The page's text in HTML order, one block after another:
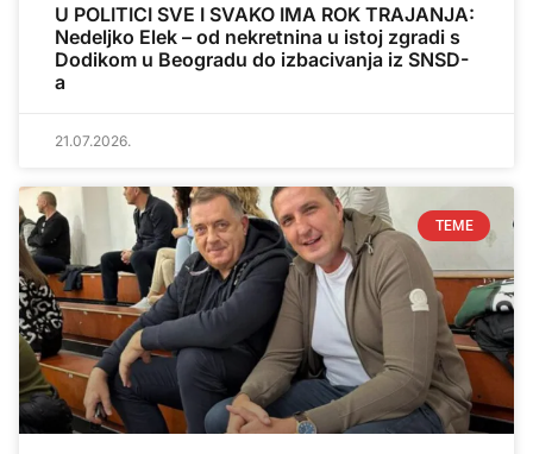
U POLITICI SVE I SVAKO IMA ROK TRAJANJA:
Nedeljko Elek – od nekretnina u istoj zgradi s
Dodikom u Beogradu do izbacivanja iz SNSD-
a
21.07.2026.
TEME